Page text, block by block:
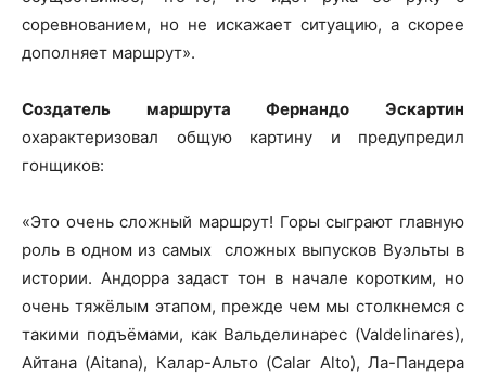
соревнованием, но не искажает ситуацию, а скорее
дополняет маршрут».
Создатель маршрута Фернандо Эскартин
охарактеризовал общую картину и предупредил
гонщиков:
«Это очень сложный маршрут! Горы сыграют главную
роль в одном из самых сложных выпусков Вуэльты в
истории. Андорра задаст тон в начале коротким, но
очень тяжёлым этапом, прежде чем мы столкнемся с
такими подъёмами, как Вальделинарес (Valdelinares),
Айтана (Aitana), Калар-Альто (Calar Alto), Ла-Пандера